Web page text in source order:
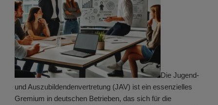
Die Jugend-
und Auszubildendenvertretung (JAV) ist ein essenzielles
Gremium in deutschen Betrieben, das sich für die